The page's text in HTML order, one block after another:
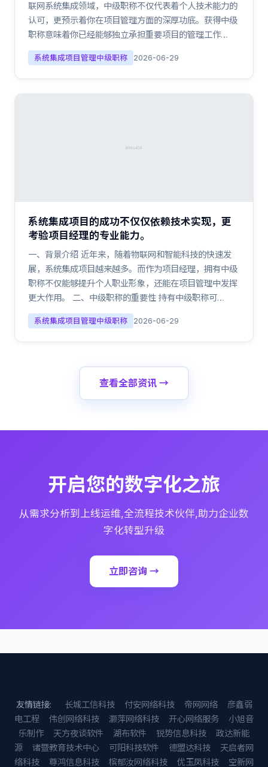
联网系统集成领域，中级职称不仅代表着个人技术能力的
认可，更预示着你在项目管理方面的深厚功底。获得中级
职称意味着你已经能够独立承担重要项目的管理工作…
系统集成项目管理中级职称 2026-06-29
系统集成项目的成功不仅仅依赖技术实现，更
考验项目经理的专业能力。
一、背景介绍 近年来，随着物联网和智能科技的快速发
展，系统集成项目越来越多。而作为项目经理，拥有中级
职称不仅能够提升个人职业形象，还能在项目管理中发挥
更大作用。 二、中级职称的重要性 持有中级职称可…
系统集成项目管理中级职称 2026-06-29
查看全部资讯 →
开启您的数字化之旅
从需求分析到上线运维,全流程技术伙伴,助力企业数
字化转型升级
立即咨询 →
友情链接: 长城工信科技 付安网络科技 帝网网络
彦鑫弱
电工程
伟创网络科技 灏萍网络科技 开心网络服务
小旭音
乐制作
天方夜谈软件 湖布软件 锐势信息科技
政达新能
源
诸暨教育技术中心 可阳科技软件 德盟达科技
天启者网
络科技
尊鸿信息科技 槟郁汝网络科技 优玉凤科技
空新网